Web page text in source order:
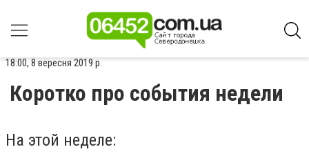
18:00, 8 вересня 2019 р.
Коротко про события недели
На этой неделе: